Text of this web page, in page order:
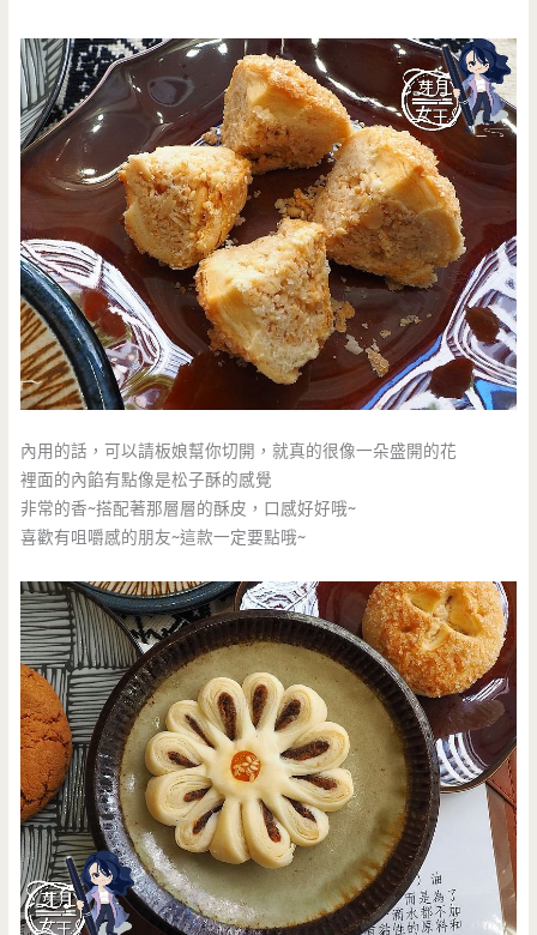
內用的話，可以請板娘幫你切開，就真的很像一朵盛開的花
裡面的內餡有點像是松子酥的感覺
非常的香~搭配著那層層的酥皮，口感好好哦~
喜歡有咀嚼感的朋友~這款一定要點哦~